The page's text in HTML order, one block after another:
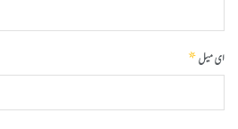
ای میل*